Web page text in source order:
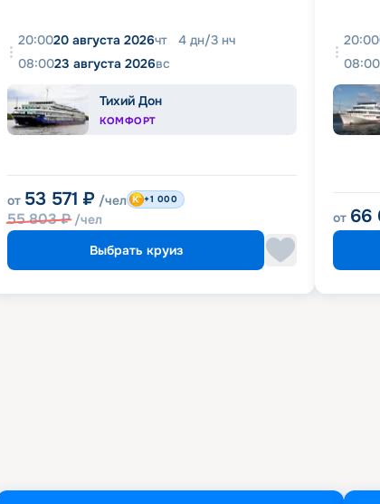
20:0020 августа 2026чт 4 дн/3 нч
08:0023 августа 2026вс
Тихий Дон
КОМФОРТ
от 53 571 ₽ /чел
55 803₽ /чел
+1 000
Выбрать круиз
20:00
08:00
от 66